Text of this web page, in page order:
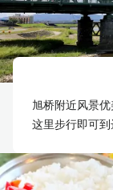
旭桥附近风景
这里步行即可到